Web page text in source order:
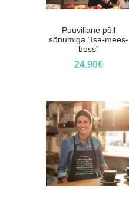
Puuvillane põll
sõnumiga “Isa-mees-
boss”
24.90€